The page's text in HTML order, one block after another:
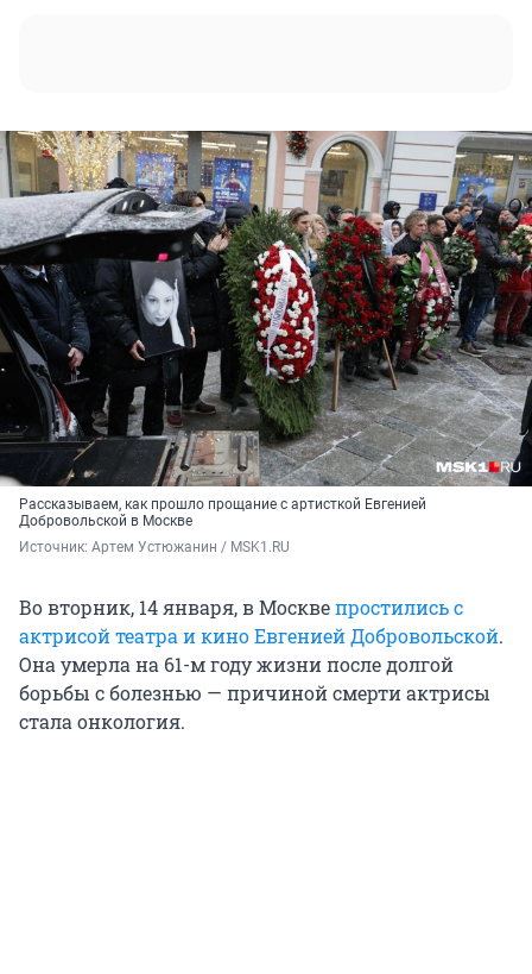
Рассказываем, как прошло прощание с артисткой Евгенией
Добровольской в Москве
Источник: Артем Устюжанин / MSK1.RU
Во вторник, 14 января, в Москвепростились с
актрисой театра и кино Евгенией Добровольской.
Она умерла на 61-м году жизни после долгой
борьбы с болезнью — причиной смерти актрисы
стала онкология.